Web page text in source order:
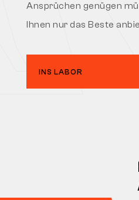
Ansprüchen genügen
Ihnen nur das Beste
INS LABOR